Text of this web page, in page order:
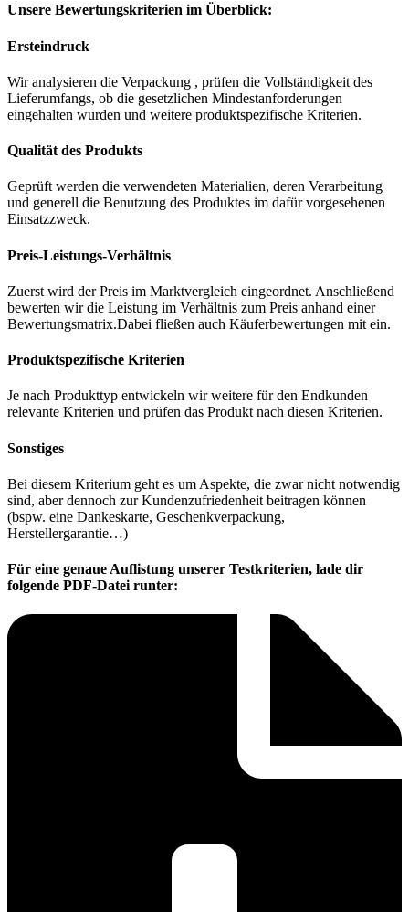
Unsere Bewertungskriterien im Überblick:
Ersteindruck
Wir analysieren die Verpackung , prüfen die Vollständigkeit des
Lieferumfangs, ob die gesetzlichen Mindestanforderungen
eingehalten wurden und weitere produktspezifische Kriterien.
Qualität des Produkts
Geprüft werden die verwendeten Materialien, deren Verarbeitung
und generell die Benutzung des Produktes im dafür vorgesehenen
Einsatzzweck.
Preis-Leistungs-Verhältnis
Zuerst wird der Preis im Marktvergleich eingeordnet. Anschließend
bewerten wir die Leistung im Verhältnis zum Preis anhand einer
Bewertungsmatrix.Dabei fließen auch Käuferbewertungen mit ein.
Produktspezifische Kriterien
Je nach Produkttyp entwickeln wir weitere für den Endkunden
relevante Kriterien und prüfen das Produkt nach diesen Kriterien.
Sonstiges
Bei diesem Kriterium geht es um Aspekte, die zwar nicht notwendig
sind, aber dennoch zur Kundenzufriedenheit beitragen können
(bspw. eine Dankeskarte, Geschenkverpackung,
Herstellergarantie…)
Für eine genaue Auflistung unserer Testkriterien, lade dir
folgende PDF-Datei runter: